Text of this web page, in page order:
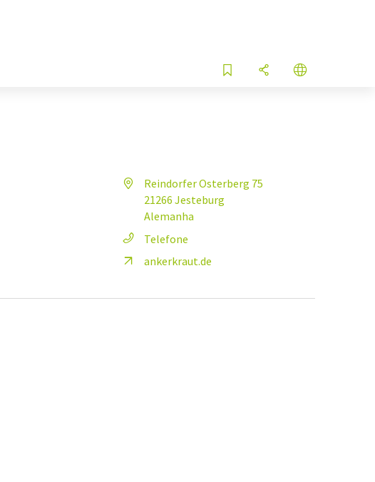
Reindorfer Osterberg 75
21266 Jesteburg
Alemanha
Telefone
ankerkraut.de